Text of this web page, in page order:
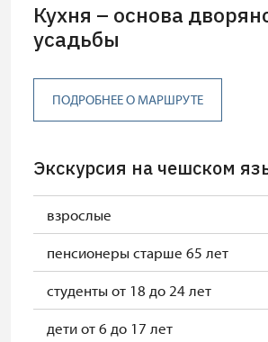
Кухня – основа
усадьбы
ПОДРОБНЕЕ О МАРШРУТЕ
Экскурсия на чешском
взрослые
пенсионеры старше 65 лет
студенты от 18 до 24 лет
дети от 6 до 17 лет